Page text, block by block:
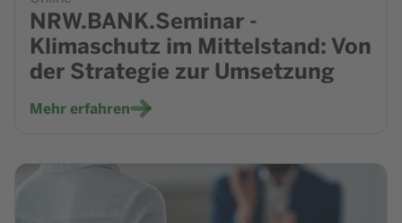
NRW.BANK.Seminar -
Klimaschutz im Mittelstand: Von
der Strategie zur Umsetzung
Mehr erfahren
Zur Veranstaltung NRW.BANK Seminar -